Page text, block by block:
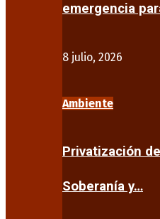
emergencia
8 julio, 2026
Ambiente
Privatización
Soberanía y…